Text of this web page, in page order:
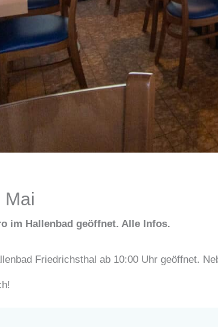
Mai
im Hallenbad geöffnet. Alle Infos.
Friedrichsthal ab 10:00 Uhr geöffnet.